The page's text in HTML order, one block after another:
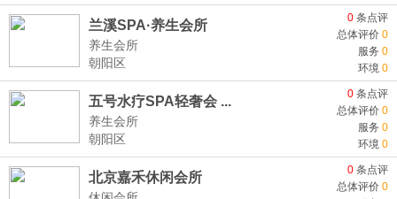
兰溪SPA·养生会所
养生会所
朝阳区
0 条点评
总体评价 0
服务 0
环境 0
五号水疗SPA轻奢会 ...
养生会所
朝阳区
0 条点评
总体评价 0
服务 0
环境 0
北京嘉禾休闲会所 0 条点评
总体评价 0